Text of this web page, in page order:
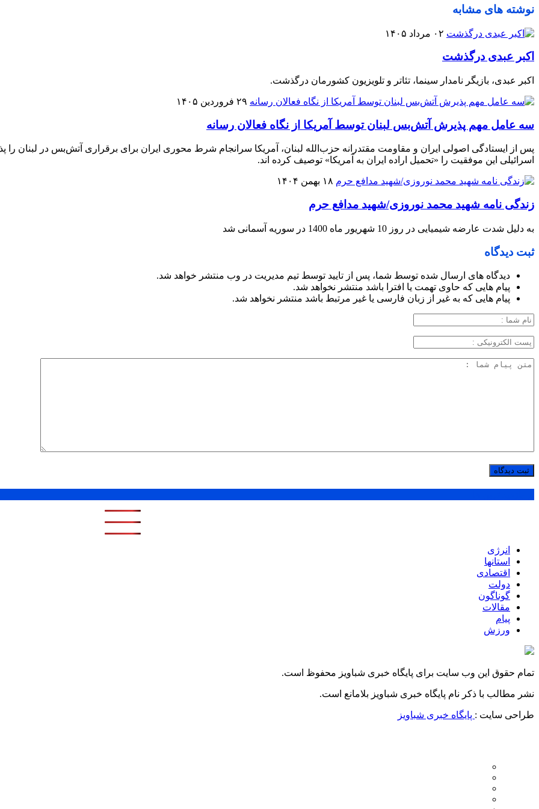
نوشته های مشابه
۰۲ مرداد ۱۴۰۵
اکبر عبدی درگذشت
اکبر عبدی، بازیگر نامدار سینما، تئاتر و تلویزیون کشورمان درگذشت.
۲۹ فروردین ۱۴۰۵
سه عامل مهم پذیرش آتش‌بس لبنان توسط آمریکا از نگاه فعالان رسانه
پس از ایستادگی اصولی ایران و مقاومت مقتدرانه حزب‌الله لبنان، آمریکا سرانجام شرط محوری ایران برای برقراری آتش‌بس در لبنان را
اسرائیلی این موفقیت را «تحمیل اراده ایران به آمریکا» توصیف کرده اند.
۱۸ بهمن ۱۴۰۴
زندگی نامه شهید محمد نوروزی/شهید مدافع حرم
به دلیل شدت عارضه شیمیایی در روز 10 شهریور ماه 1400 در سوریه آسمانی شد
ثبت دیدگاه
دیدگاه های ارسال شده توسط شما، پس از تایید توسط تیم مدیریت در وب منتشر خواهد شد.
پیام هایی که حاوی تهمت یا افترا باشد منتشر نخواهد شد.
پیام هایی که به غیر از زبان فارسی یا غیر مرتبط باشد منتشر نخواهد شد.
انرژی
استانها
اقتصادی
دولت
گوناگون
مقالات
پیام
ورزش
تمام حقوق این وب سایت برای پایگاه خبری شباویز محفوظ است.
نشر مطالب با ذکر نام پایگاه خبری شباویز بلامانع است.
طراحی سایت : پایگاه خبری شباویز